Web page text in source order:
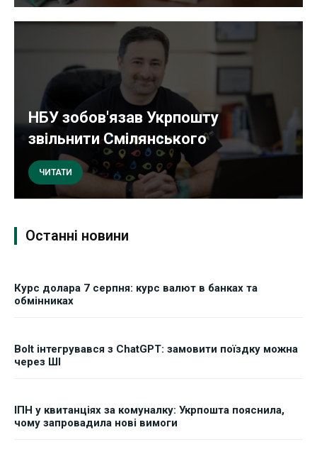
НБУ зобов'язав Укрпошту
звільнити Смілянського
ЧИТАТИ
Останні новини
Курс долара 7 серпня: курс валют в банках та
обмінниках
Bolt інтегрувався з ChatGPT: замовити поїздку можна
через ШІ
ІПН у квитанціях за комуналку: Укрпошта пояснила,
чому запровадила нові вимоги